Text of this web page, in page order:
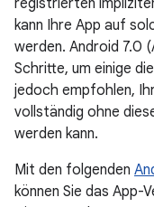
registrierten
kann Ihre App auf
werden. Android 7.0
Schritte, um einige
jedoch empfohlen,
vollständig ohne
werden kann.
Mit den folgenden
können Sie das App-